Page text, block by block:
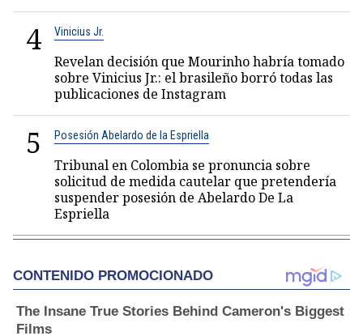
4 Vinicius Jr.
Revelan decisión que Mourinho habría tomado
sobre Vinicius Jr.: el brasileño borró todas las
publicaciones de Instagram
5 Posesión Abelardo de la Espriella
Tribunal en Colombia se pronuncia sobre
solicitud de medida cautelar que pretendería
suspender posesión de Abelardo De La
Espriella